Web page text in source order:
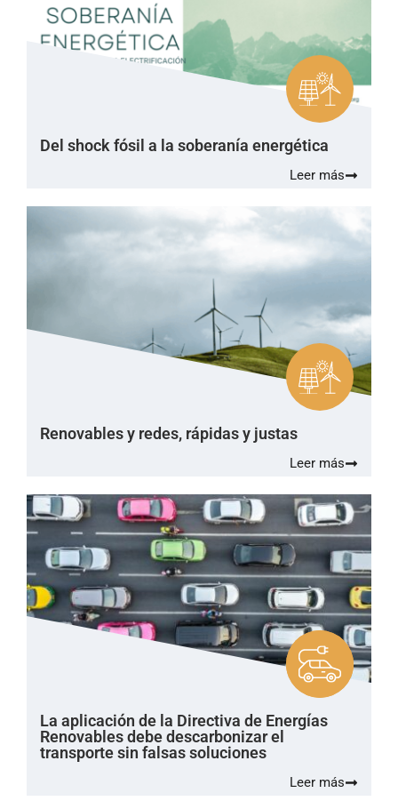
Del shock fósil a la soberanía energética
Leer más
Renovables y redes, rápidas y justas
Leer más
La aplicación de la Directiva de Energías
Renovables debe descarbonizar el
transporte sin falsas soluciones
Leer más